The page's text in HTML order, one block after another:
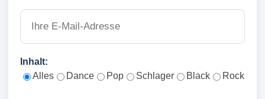
Inhalt:
Alles
Dance Pop Schlager Black Rock